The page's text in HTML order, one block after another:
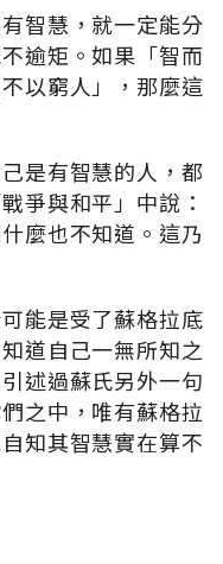
智慧，就一定能分
逾矩。如果「智而
以窮人」，那麼這
是有智慧的人，都
爭與和平」中說：
麼也不知道。這乃
能是受了蘇格拉底
道自己一無所知之
述過蘇氏另外一句
之中，唯有蘇格拉
知其智慧實在算不